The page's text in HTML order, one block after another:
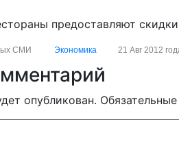
предоставляют
СМИ Экономика 21 Авг 2012
опубликован.